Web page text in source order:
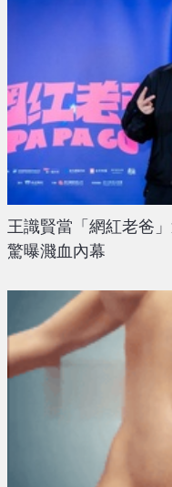
王識賢當「網紅老爸
驚曝濺血內幕